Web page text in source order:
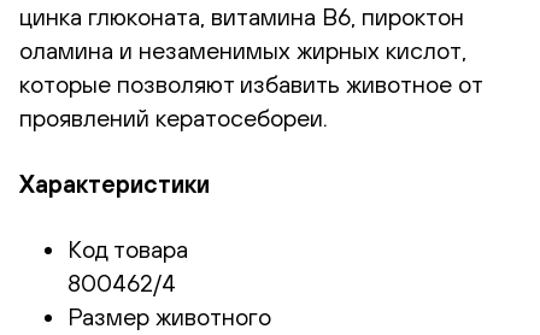
цинка глюконата, витамина В6, пироктон
оламина и незаменимых жирных кислот,
которые позволяют избавить животное от
проявлений кератосебореи.
Характеристики
Код товара
800462/4
Размер животного